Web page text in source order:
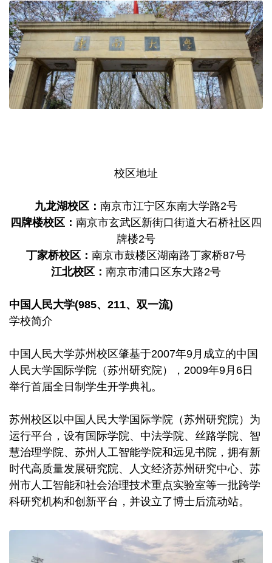
校区地址
九龙湖校区： 南京市江宁区东南大学路2号
四牌楼校区： 南京市玄武区新街口街道大石桥社区四
牌楼2号
丁家桥校区： 南京市鼓楼区湖南路丁家桥87号
江北校区： 南京市浦口区东大路2号
中国人民大学(985、211、双一流)
学校简介
中国人民大学苏州校区肇基于2007年9月成立的中国
人民大学国际学院（苏州研究院），2009年9月6日
举行首届全日制学生开学典礼。
苏州校区以中国人民大学国际学院（苏州研究院）为
运行平台，设有国际学院、中法学院、丝路学院、智
慧治理学院、苏州人工智能学院和远见书院，拥有新
时代高质量发展研究院、人文经济苏州研究中心、苏
州市人工智能和社会治理技术重点实验室等一批跨学
科研究机构和创新平台，并设立了博士后流动站。